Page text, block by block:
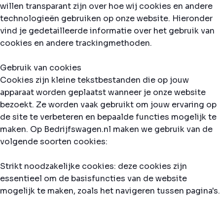
willen transparant zijn over hoe wij cookies en andere
technologieën gebruiken op onze website. Hieronder
vind je gedetailleerde informatie over het gebruik van
cookies en andere trackingmethoden.
Gebruik van cookies
Cookies zijn kleine tekstbestanden die op jouw
apparaat worden geplaatst wanneer je onze website
bezoekt. Ze worden vaak gebruikt om jouw ervaring op
de site te verbeteren en bepaalde functies mogelijk te
maken. Op Bedrijfswagen.nl maken we gebruik van de
volgende soorten cookies:
Strikt noodzakelijke cookies: deze cookies zijn
essentieel om de basisfuncties van de website
mogelijk te maken, zoals het navigeren tussen pagina's.